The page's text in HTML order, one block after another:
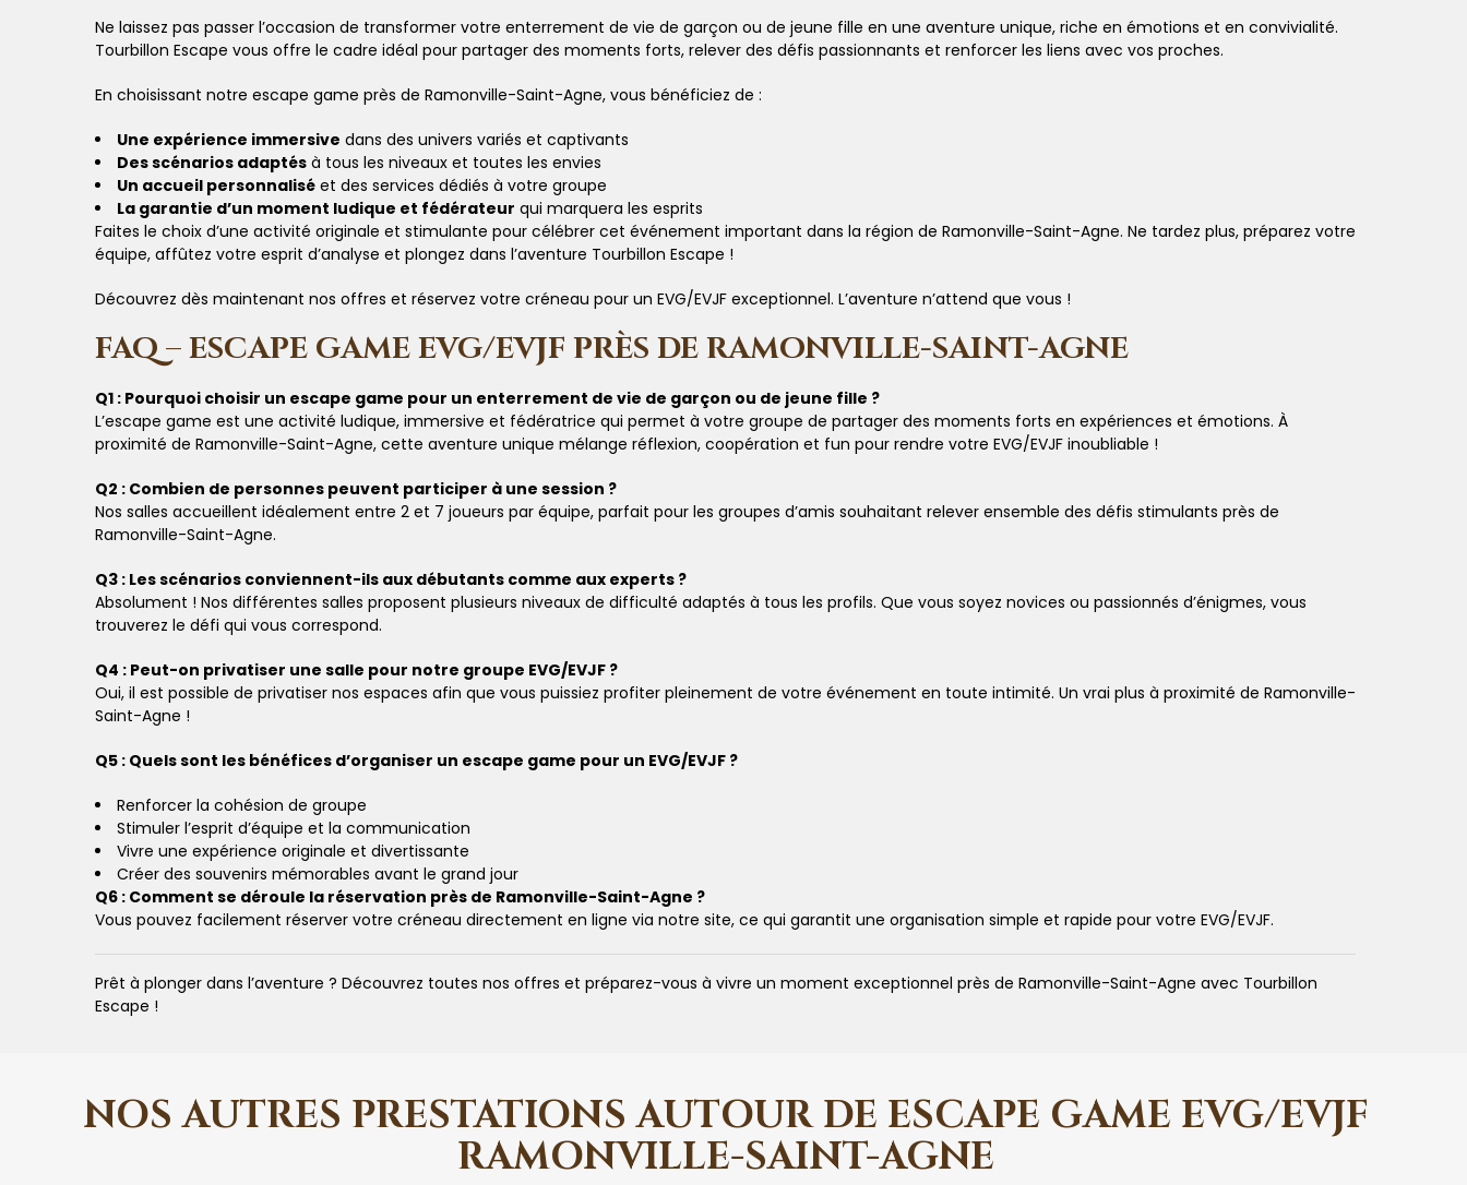
Ne laissez pas passer l’occasion de transformer votre enterrement de vie de garçon ou de jeune fille en une aventure unique, riche en émotions et en convivialité.
Tourbillon Escape vous offre le cadre idéal pour partager des moments forts, relever des défis passionnants et renforcer les liens avec vos proches.
En choisissant notre escape game près de Ramonville-Saint-Agne, vous bénéficiez de :
Une expérience immersive dans des univers variés et captivants
Des scénarios adaptés à tous les niveaux et toutes les envies
Un accueil personnalisé et des services dédiés à votre groupe
La garantie d’un moment ludique et fédérateur qui marquera les esprits
Faites le choix d’une activité originale et stimulante pour célébrer cet événement important dans la région de Ramonville-Saint-Agne. Ne tardez plus, préparez votre
équipe, affûtez votre esprit d’analyse et plongez dans l’aventure Tourbillon Escape !
Découvrez dès maintenant nos offres et réservez votre créneau pour un EVG/EVJF exceptionnel. L’aventure n’attend que vous !
FAQ – ESCAPE GAME EVG/EVJF PRÈS DE RAMONVILLE-SAINT-AGNE
Q1 : Pourquoi choisir un escape game pour un enterrement de vie de garçon ou de jeune fille ?
L’escape game est une activité ludique, immersive et fédératrice qui permet à votre groupe de partager des moments forts en expériences et émotions. À
proximité de Ramonville-Saint-Agne, cette aventure unique mélange réflexion, coopération et fun pour rendre votre EVG/EVJF inoubliable !
Q2 : Combien de personnes peuvent participer à une session ?
Nos salles accueillent idéalement entre 2 et 7 joueurs par équipe, parfait pour les groupes d’amis souhaitant relever ensemble des défis stimulants près de
Ramonville-Saint-Agne.
Q3 : Les scénarios conviennent-ils aux débutants comme aux experts ?
Absolument ! Nos différentes salles proposent plusieurs niveaux de difficulté adaptés à tous les profils. Que vous soyez novices ou passionnés d’énigmes, vous
trouverez le défi qui vous correspond.
Q4 : Peut-on privatiser une salle pour notre groupe EVG/EVJF ?
Oui, il est possible de privatiser nos espaces afin que vous puissiez profiter pleinement de votre événement en toute intimité. Un vrai plus à proximité de Ramonville-
Saint-Agne !
Q5 : Quels sont les bénéfices d’organiser un escape game pour un EVG/EVJF ?
Renforcer la cohésion de groupe
Stimuler l’esprit d’équipe et la communication
Vivre une expérience originale et divertissante
Créer des souvenirs mémorables avant le grand jour
Q6 : Comment se déroule la réservation près de Ramonville-Saint-Agne ?
Vous pouvez facilement réserver votre créneau directement en ligne via notre site, ce qui garantit une organisation simple et rapide pour votre EVG/EVJF.
Prêt à plonger dans l’aventure ? Découvrez toutes nos offres et préparez-vous à vivre un moment exceptionnel près de Ramonville-Saint-Agne avec Tourbillon
Escape !
NOS AUTRES PRESTATIONS AUTOUR DE ESCAPE GAME EVG/EVJF
RAMONVILLE-SAINT-AGNE